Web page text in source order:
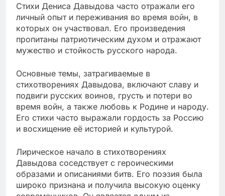
Стихи Дениса Давыдова часто отражали его
личный опыт и переживания во время войн, в
которых он участвовал. Его произведения
пропитаны патриотическим духом и отражают
мужество и стойкость русского народа.
Основные темы, затрагиваемые в
стихотворениях Давыдова, включают славу и
подвиги русских воинов, грусть и потери во
время войн, а также любовь к Родине и народу.
Его стихи часто выражали гордость за Россию
и восхищение её историей и культурой.
Лирическое начало в стихотворениях
Давыдова соседствует с героическими
образами и описаниями битв. Его поэзия была
широко признана и получила высокую оценку